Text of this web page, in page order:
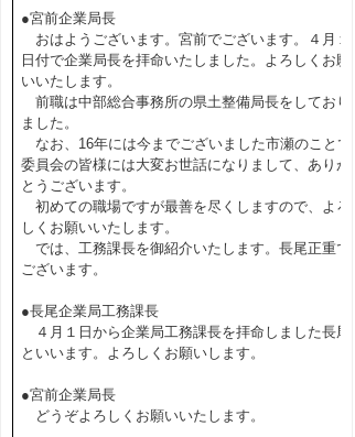
●宮前企業局長
おはようございます。宮前でございます。４月１
日付で企業局長を拝命いたしました。よろしくお願
いいたします。
前職は中部総合事務所の県土整備局長をしており
ました。
なお、16年には今までございました市瀬のことで
委員会の皆様には大変お世話になりまして、ありが
とうございます。
初めての職場ですが最善を尽くしますので、よろ
しくお願いいたします。
では、工務課長を御紹介いたします。長尾正重で
ございます。
●長尾企業局工務課長
４月１日から企業局工務課長を拝命しました長尾
といいます。よろしくお願いします。
●宮前企業局長
どうぞよろしくお願いいたします。